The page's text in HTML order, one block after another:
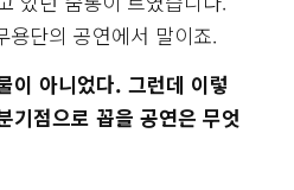
용단의 공연에서 말이죠.
이 아니었다. 그런데 이렇
기점으로 꼽을 공연은 무엇